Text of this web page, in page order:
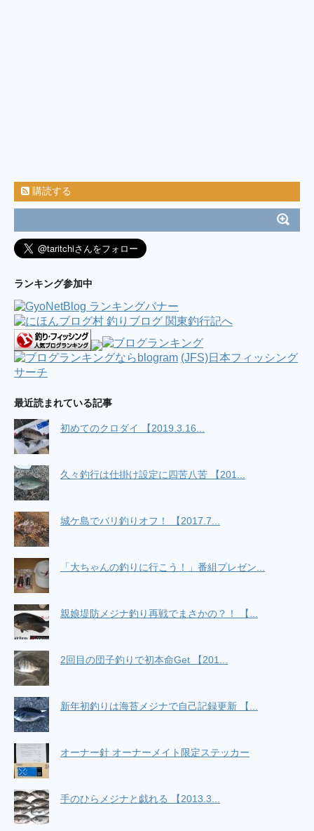
購読する
ランキング参加中
(JFS)日本フィッシング
サーチ
最近読まれている記事
初めてのクロダイ 【2019.3.16...
久々釣行は仕掛け設定に四苦八苦 【201...
城ケ島でバリ釣りオフ！ 【2017.7...
「大ちゃんの釣りに行こう！」番組プレゼン...
親娘堤防メジナ釣り再戦でまさかの？！ 【...
2回目の団子釣りで初本命Get 【201...
新年初釣りは海苔メジナで自己記録更新 【...
オーナー針 オーナーメイト限定ステッカー
手のひらメジナと戯れる 【2013.3...